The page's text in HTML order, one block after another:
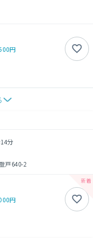
円
分
戸640-2
円